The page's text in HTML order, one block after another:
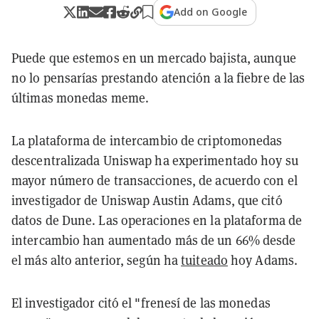
Add on Google
Puede que estemos en un mercado bajista, aunque
no lo pensarías prestando atención a la fiebre de las
últimas monedas meme.
La plataforma de intercambio de criptomonedas
descentralizada Uniswap ha experimentado hoy su
mayor número de transacciones, de acuerdo con el
investigador de Uniswap Austin Adams, que citó
datos de Dune. Las operaciones en la plataforma de
intercambio han aumentado más de un 66% desde
el más alto anterior, según hatuiteado hoy Adams.
El investigador citó el "frenesí de las monedas